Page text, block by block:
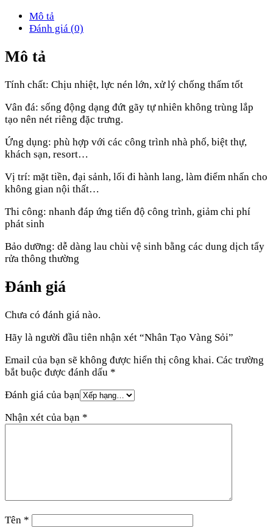
Mô tả
Đánh giá (0)
Mô tả
Tính chất: Chịu nhiệt, lực nén lớn, xử lý chống thấm tốt
Vân đá: sống động dạng đứt gãy tự nhiên không trùng lắp
tạo nên nét riêng đặc trưng.
Ứng dụng: phù hợp với các công trình nhà phố, biệt thự,
khách sạn, resort…
Vị trí: mặt tiền, đại sảnh, lối đi hành lang, làm điểm nhấn cho
không gian nội thất…
Thi công: nhanh đáp ứng tiến độ công trình, giảm chi phí
phát sinh
Bảo dưỡng: dễ dàng lau chùi vệ sinh bằng các dung dịch tẩy
rửa thông thường
Đánh giá
Chưa có đánh giá nào.
Hãy là người đầu tiên nhận xét “Nhân Tạo Vàng Sỏi”
Email của bạn sẽ không được hiển thị công khai. Các trường
bắt buộc được đánh dấu *
Đánh giá của bạn
Nhận xét của bạn *
Tên *